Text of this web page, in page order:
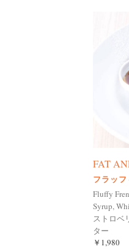
FAT
フラッ
Fluffy
Syrup,
ストロベ
ター
￥1,980